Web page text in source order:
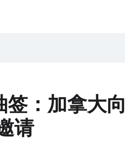
：加拿大
请